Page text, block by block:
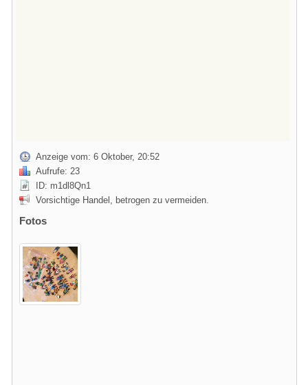
Anzeige vom: 6 Oktober, 20:52
Aufrufe: 23
ID: m1dl8Qn1
Vorsichtige Handel, betrogen zu vermeiden.
Fotos